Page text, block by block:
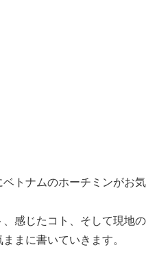
トナムのホーチミンがお気
感じたコト、そして現地の
まに書いていきます。